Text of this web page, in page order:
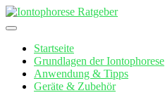
Skip
to
Startseite
Grundlagen der Iontophorese
Anwendung & Tipps
Geräte & Zubehör